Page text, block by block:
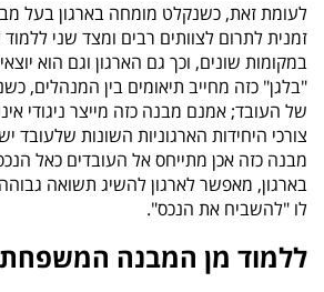
לעומת זאת, כשנקלט מומחה בארגון בעל
זמנית לתרום לצוותים רבים ומצד שני
במקומות שונים, וכך גם הארגון וגם הוא
"בלגן" כזה מחייב תיאומים בין המנהלים,
של העובד; אמנם מבנה כזה מייצר ניגודי
צורכי היחידות הארגוניות השונות שלעובד
מבנה כזה אכן מתייחס אל העובדים כאל
בארגון, מאפשר לארגון להשיג תשואה
לו "להשביח את הנכס".
ללמוד מן המבנה